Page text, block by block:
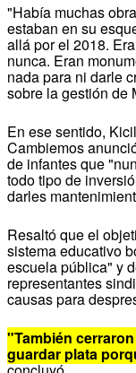
"Había muchas
estaban en su
allá por el 2018.
nunca. Eran
nada para ni darle
sobre la gestión de
En ese sentido,
Cambiemos
de infantes que
todo tipo de
darles
Resaltó que el
sistema educativo
escuela pública" y
representantes
causas para
"También
guardar plata